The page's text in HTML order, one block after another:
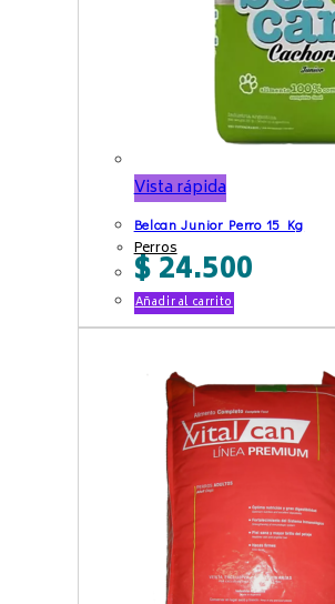
Vista rápida
Belcan Junior Perro 15 Kg
Perros
$24.500
Añadir al carrito